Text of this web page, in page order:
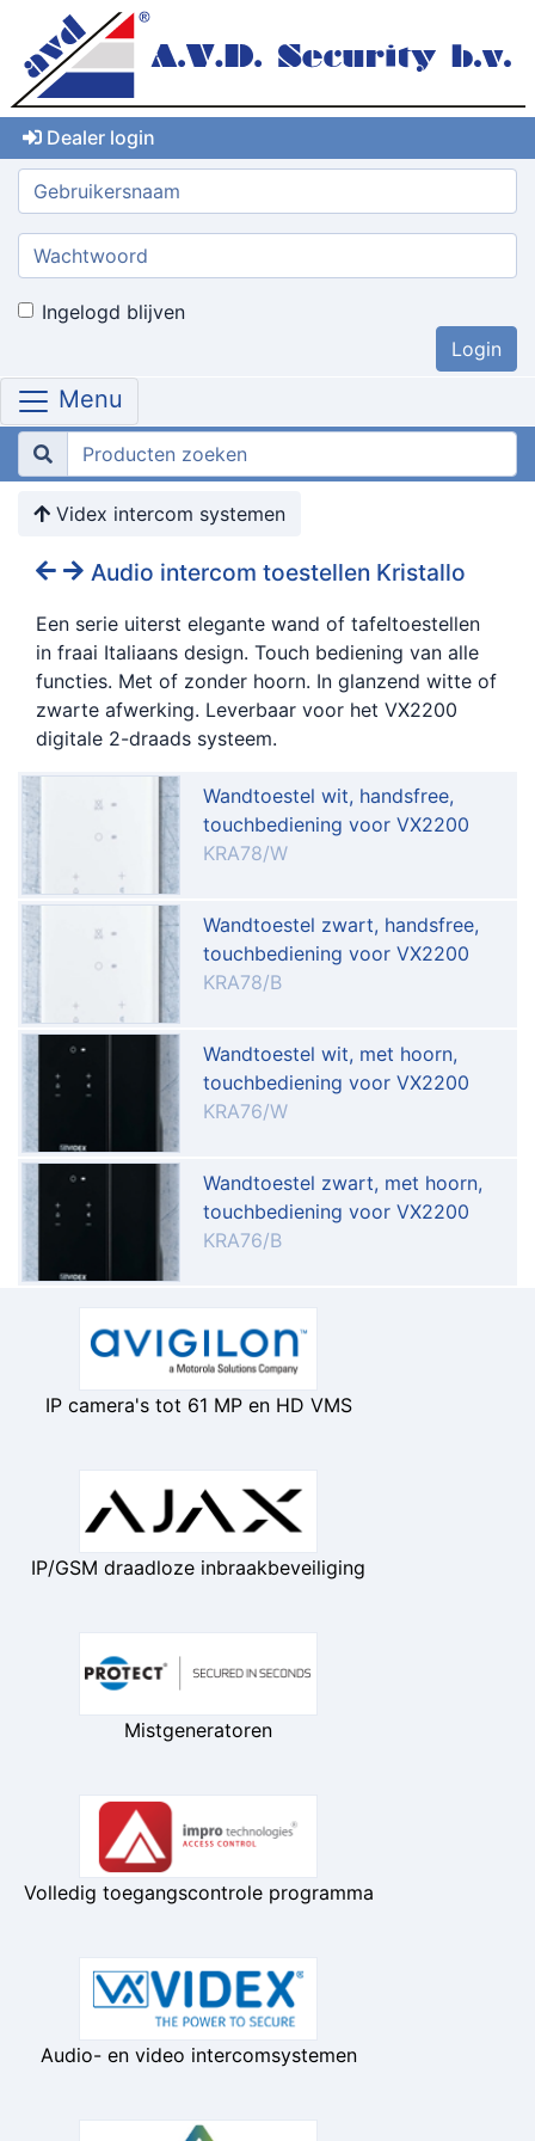
Dealer login
Gebruikersnaam:
Wachtwoord:
Ingelogd blijven
Menu
Videx intercom systemen
Audio intercom toestellen Kristallo
Een serie uiterst elegante wand of tafeltoestellen
in fraai Italiaans design. Touch bediening van alle
functies. Met of zonder hoorn. In glanzend witte of
zwarte afwerking. Leverbaar voor het VX2200
digitale 2-draads systeem.
Wandtoestel wit, handsfree,
touchbediening voor VX2200
KRA78/W
Wandtoestel zwart, handsfree,
touchbediening voor VX2200
KRA78/B
Wandtoestel wit, met hoorn,
touchbediening voor VX2200
KRA76/W
Wandtoestel zwart, met hoorn,
touchbediening voor VX2200
KRA76/B
IP camera's tot 61 MP en HD VMS
IP/GSM draadloze inbraakbeveiliging
Mistgeneratoren
Volledig toegangscontrole programma
Audio- en video intercomsystemen